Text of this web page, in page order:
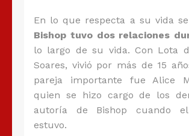
En lo que respecta a su vida
Bishop tuvo dos relaciones
lo largo de su vida. Con Lota
Soares, vivió por más de 15
pareja importante fue Alice
quien se hizo cargo de los
autoría de Bishop cuando
estuvo.